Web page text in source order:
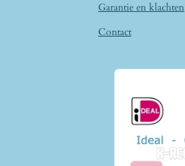
Garantie en klachten
Contact